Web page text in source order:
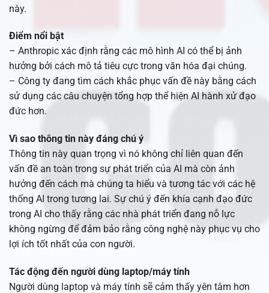
này.
Điểm nổi bật
– Anthropic xác định rằng các mô hình AI có thể bị ảnh
hưởng bởi cách mô tả tiêu cực trong văn hóa đại chúng.
– Công ty đang tìm cách khắc phục vấn đề này bằng cách
sử dụng các câu chuyện tổng hợp thể hiện AI hành xử đạo
đức hơn.
Vì sao thông tin này đáng chú ý
Thông tin này quan trọng vì nó không chỉ liên quan đến
vấn đề an toàn trong sự phát triển của AI mà còn ảnh
hưởng đến cách mà chúng ta hiểu và tương tác với các hệ
thống AI trong tương lai. Sự chú ý đến khía cạnh đạo đức
trong AI cho thấy rằng các nhà phát triển đang nỗ lực
không ngừng để đảm bảo rằng công nghệ này phục vụ cho
lợi ích tốt nhất của con người.
Tác động đến người dùng laptop/máy tính
Người dùng laptop và máy tính sẽ cảm thấy yên tâm hơn